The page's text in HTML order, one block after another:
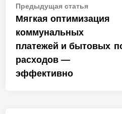
Навигация
по
записям
Предыдущая статья
статья:
Мягкая оптимизация
коммунальных
платежей и бытовых
расходов —
эффективно